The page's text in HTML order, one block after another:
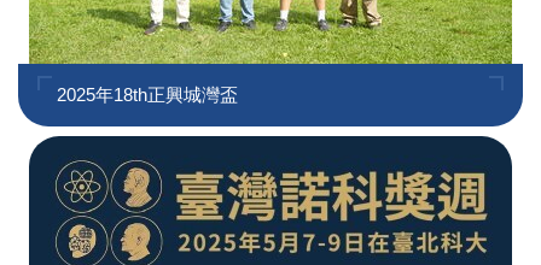
2025年18th正興城灣盃